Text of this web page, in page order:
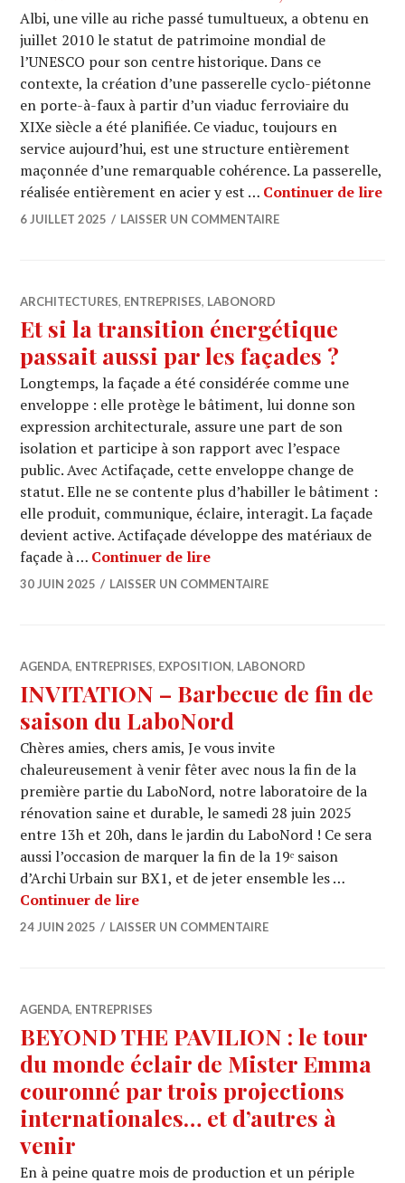
Albi, une ville au riche passé tumultueux, a obtenu en
juillet 2010 le statut de patrimoine mondial de
l’UNESCO pour son centre historique. Dans ce
contexte, la création d’une passerelle cyclo-piétonne
en porte-à-faux à partir d’un viaduc ferroviaire du
XIXe siècle a été planifiée. Ce viaduc, toujours en
service aujourd’hui, est une structure entièrement
maçonnée d’une remarquable cohérence. La passerelle,
réalisée entièrement en acier y est … Continuer de lire
6 JUILLET 2025 LAISSER UN COMMENTAIRE
ARCHITECTURES, ENTREPRISES, LABONORD
Et si la transition énergétique
passait aussi par les façades ?
Longtemps, la façade a été considérée comme une
enveloppe : elle protège le bâtiment, lui donne son
expression architecturale, assure une part de son
isolation et participe à son rapport avec l’espace
public. Avec Actifaçade, cette enveloppe change de
statut. Elle ne se contente plus d’habiller le bâtiment :
elle produit, communique, éclaire, interagit. La façade
devient active. Actifaçade développe des matériaux de
façade à … Continuer de lireEt si la transition
30 JUIN 2025 LAISSER UN COMMENTAIRE
AGENDA, ENTREPRISES, EXPOSITION, LABONORD
INVITATION – Barbecue de fin de
saison du LaboNord
Chères amies, chers amis, Je vous invite
chaleureusement à venir fêter avec nous la fin de la
première partie du LaboNord, notre laboratoire de la
rénovation saine et durable, le samedi 28 juin 2025
entre 13h et 20h, dans le jardin du LaboNord ! Ce sera
aussi l’occasion de marquer la fin de la 19ᵉ saison
d’Archi Urbain sur BX1, et de jeter ensemble les …
Continuer de lireINVITATION – Barbecue de fin de
24 JUIN 2025 LAISSER UN COMMENTAIRE
AGENDA, ENTREPRISES
BEYOND THE PAVILION : le tour
du monde éclair de Mister Emma
couronné par trois projections
internationales… et d’autres à
venir
En à peine quatre mois de production et un périple